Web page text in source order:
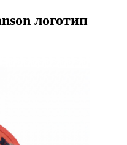
логотип